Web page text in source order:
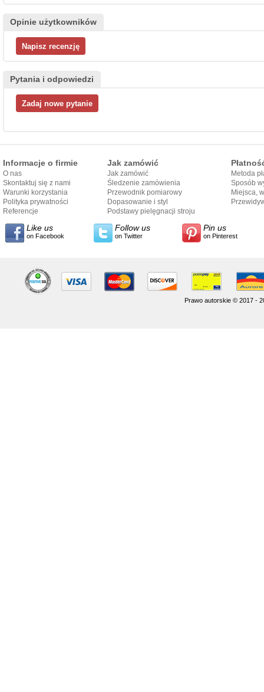
Opinie użytkowników
Pytania i odpowiedzi
Informacje o firmie
O nas
Skontaktuj się z nami
Warunki korzystania
Polityka prywatności
Referencje
Jak zamówić
Jak zamówić
Śledzenie zamówienia
Przewodnik pomiarowy
Dopasowanie i styl
przewodnika
Podstawy pielęgnacji stroju
Metoda
Sposób
Miejsca,
Like us
on Facebook
Follow us
on Twitter
Pin us
on Pinterest
Prawo autorskie © 2017 -